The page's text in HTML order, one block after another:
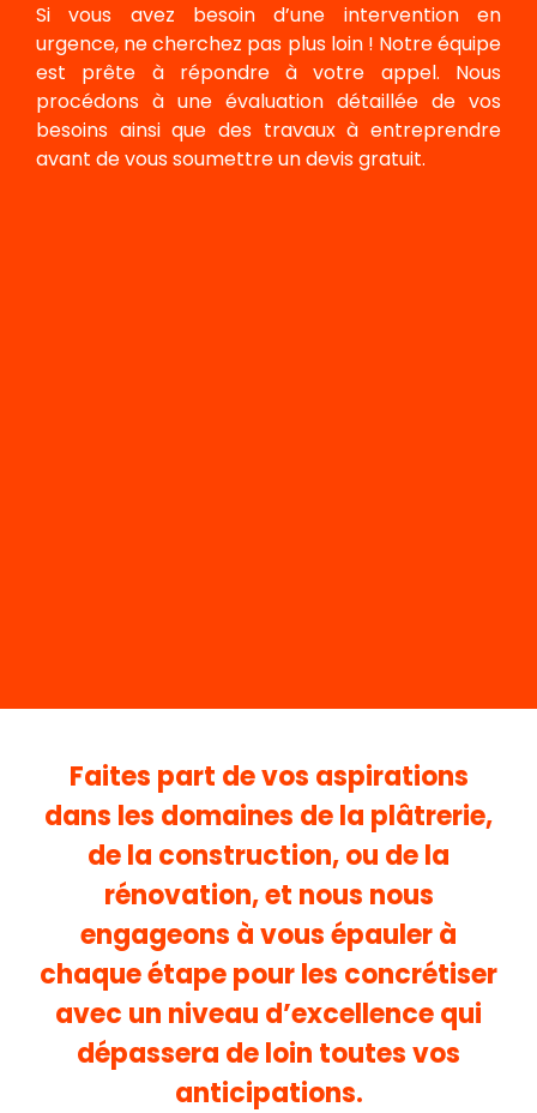
Si vous avez besoin d’une intervention en
urgence, ne cherchez pas plus loin ! Notre équipe
est prête à répondre à votre appel. Nous
procédons à une évaluation détaillée de vos
besoins ainsi que des travaux à entreprendre
avant de vous soumettre un devis gratuit.
Faites part de vos aspirations
dans les domaines de la plâtrerie,
de la construction, ou de la
rénovation, et nous nous
engageons à vous épauler à
chaque étape pour les concrétiser
avec un niveau d’excellence qui
dépassera de loin toutes vos
anticipations.